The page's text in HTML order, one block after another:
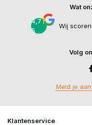
Wat
4,7 /
5
Wij
Volg
Meld je
Klantenservice